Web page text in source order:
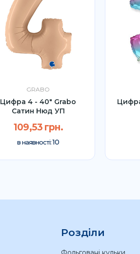
GRABO
Цифра 4 - 40" Grabo
Сатин Нюд УП
109,53 грн.
в наявності:10
Розділи